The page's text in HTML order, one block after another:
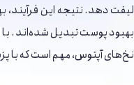
لیفت دهد. نتیجه این
بهبود پوست تبدیل شده‌اند. با
نخ‌های آپتوس، مهم است که با